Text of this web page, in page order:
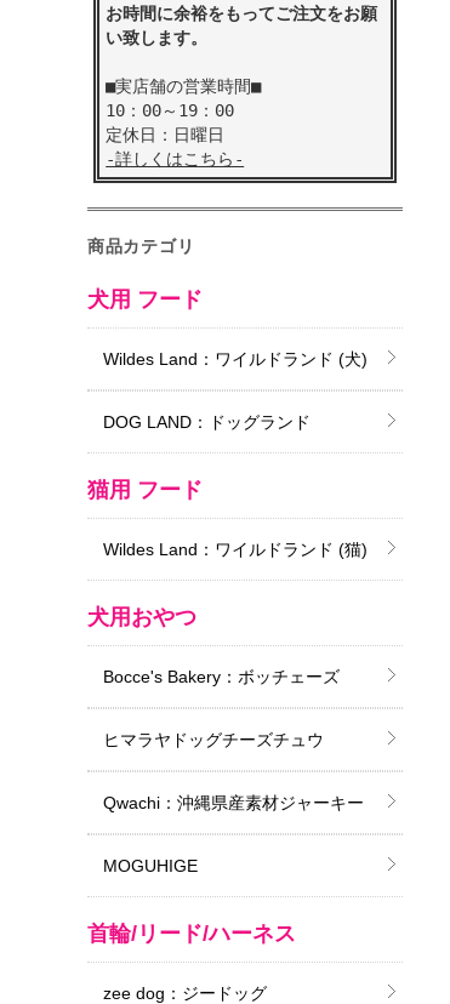
お時間に余裕をもってご注文をお願
い致します。
■実店舗の営業時間■
10：00～19：00
定休日：日曜日
-詳しくはこちら-
商品カテゴリ
犬用 フード
Wildes Land：ワイルドランド (犬)
DOG LAND：ドッグランド
猫用 フード
Wildes Land：ワイルドランド (猫)
犬用おやつ
Bocce's Bakery：ボッチェーズ
ヒマラヤドッグチーズチュウ
Qwachi：沖縄県産素材ジャーキー
MOGUHIGE
首輪/リード/ハーネス
zee dog：ジードッグ